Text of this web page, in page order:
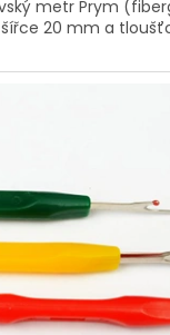
metr Prym
20 mm a